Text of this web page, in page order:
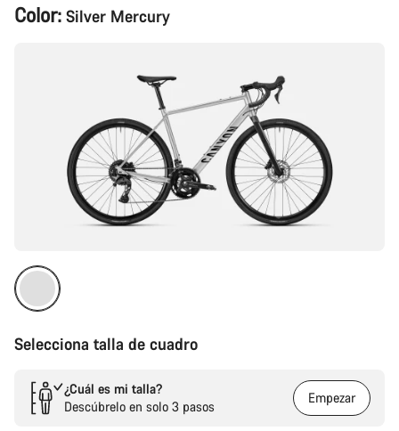
Configuración
del
Color: Silver Mercury
Selecciona talla de cuadro
¿Cuál es mi talla?
Descúbrelo en solo 3 pasos
Empezar